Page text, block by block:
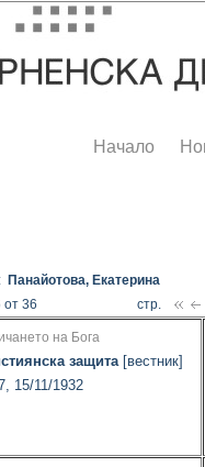
Начало
Панайотова, Екатерина
от 36
стр.
на Бога
защита[вестник]
15/11/1932